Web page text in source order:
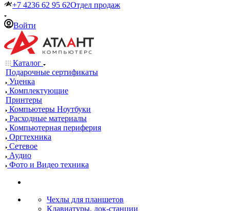
+7 4236 62 95 62Отдел продаж
Войти
Каталог
Подарочные сертификаты
Уценка
Комплектующие
Принтеры
Компьютеры Ноутбуки
Расходные материалы
Компьютерная периферия
Оргтехника
Сетевое
Аудио
Фото и Видео техника
Чехлы для планшетов
Клавиатуры, док-станции